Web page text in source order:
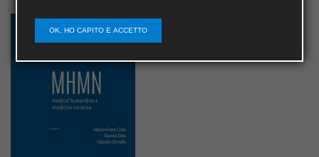
OK, HO CAPITO E ACCETTO